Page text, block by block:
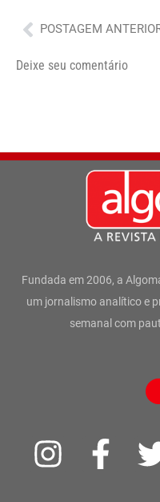
Anterior
POSTAGEM
Deixe seu comentário
Fundada em 2006, a
um jornalismo analítico e
semanal com
I
F
a